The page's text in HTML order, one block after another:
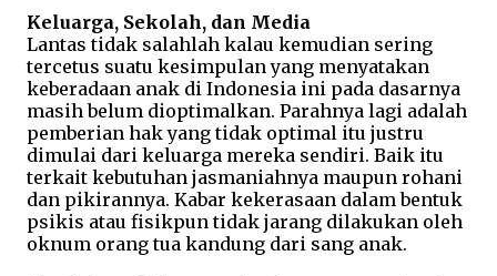
Keluarga, Sekolah, dan Media
Lantas tidak salahlah kalau kemudian sering
tercetus suatu kesimpulan yang menyatakan
keberadaan anak di Indonesia ini pada dasarnya
masih belum dioptimalkan. Parahnya lagi adalah
pemberian hak yang tidak optimal itu justru
dimulai dari keluarga mereka sendiri. Baik itu
terkait kebutuhan jasmaniahnya maupun rohani
dan pikirannya. Kabar kekerasaan dalam bentuk
psikis atau fisikpun tidak jarang dilakukan oleh
oknum orang tua kandung dari sang anak.